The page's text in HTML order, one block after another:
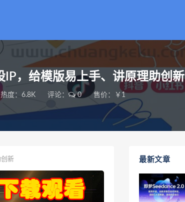
IP，给模版易上手、讲原理助创新
热度：6.8K 评论： 0 售价：￥1
新 最新文章